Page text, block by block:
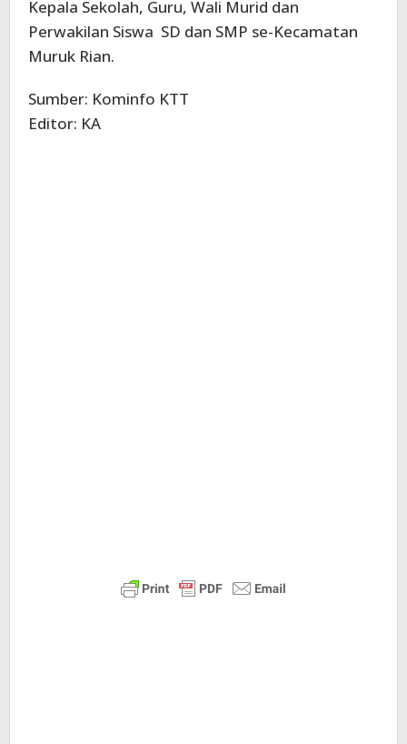
Kepala Sekolah, Guru, Wali Murid dan
Perwakilan Siswa SD dan SMP se-Kecamatan
Muruk Rian.
Sumber: Kominfo KTT
Editor: KA